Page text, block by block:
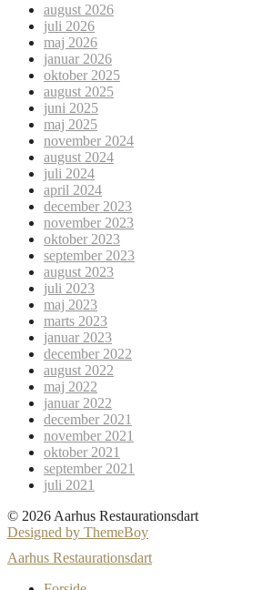
august 2026
juli 2026
maj 2026
januar 2026
oktober 2025
august 2025
juni 2025
maj 2025
november 2024
august 2024
juli 2024
april 2024
december 2023
november 2023
oktober 2023
september 2023
august 2023
juli 2023
maj 2023
marts 2023
januar 2023
december 2022
august 2022
maj 2022
januar 2022
december 2021
november 2021
oktober 2021
september 2021
juli 2021
© 2026 Aarhus Restaurationsdart
Designed by ThemeBoy
Aarhus Restaurationsdart